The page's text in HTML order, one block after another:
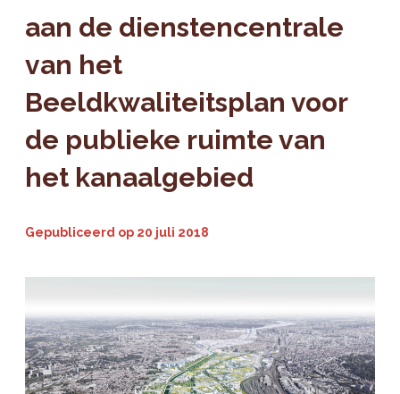
aan de dienstencentrale
van het
Beeldkwaliteitsplan voor
de publieke ruimte van
het kanaalgebied
Gepubliceerd op 20 juli 2018